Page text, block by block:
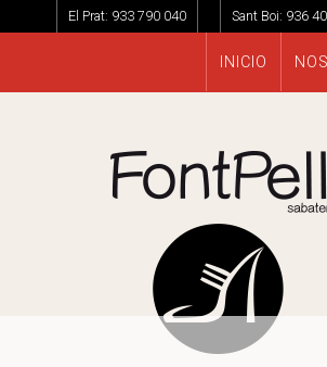
El Prat: 933 790 040 Sant Boi: 936
INICIO